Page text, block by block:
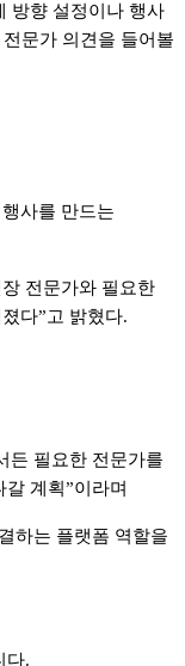
방향 설정이나 행사
문가 의견을 들어볼
사를 만드는
전문가와 필요한
다”고 밝혔다.
든 필요한 전문가를
계획”이라며
하는 플랫폼 역할을
다.